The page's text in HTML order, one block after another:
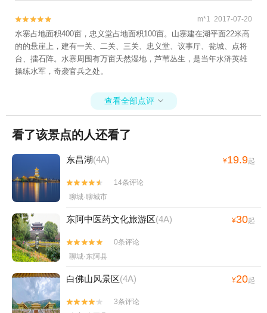

 m*1 2017-07-20
水寨占地面积400亩，忠义堂占地面积100亩。山寨建在湖平面22米高
的的悬崖上，建有一关、二关、三关、忠义堂、议事厅、瓮城、点将
台、擂石阵。水寨周围有万亩天然湿地，芦苇丛生，是当年水浒英雄
操练水军，奇袭官兵之处。
查看全部点评 
看了该景点的人还看了
东昌湖(4A) ¥19.9起


14条评论
聊城·聊城市
东阿中医药文化旅游区(4A) ¥30起


0条评论
聊城·东阿县
白佛山风景区(4A) ¥20起


3条评论